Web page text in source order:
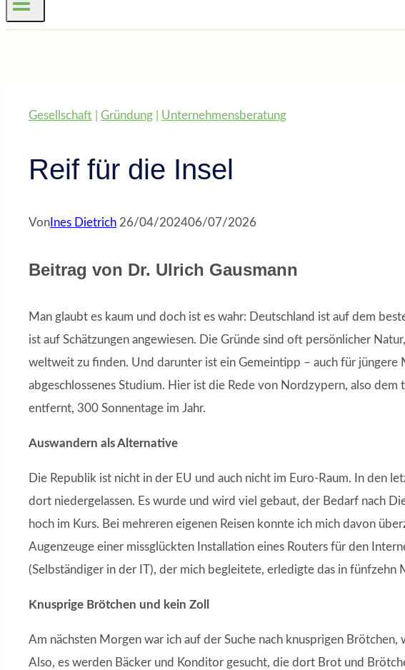
Gesellschaft Gründung Unternehmensberatung
Reif für die Insel
Von Ines Dietrich 26/04/202406/07/2026
Beitrag von Dr. Ulrich Gausmann
Man glaubt es kaum und doch ist es wahr: Deutschland ist auf dem
ist auf Schätzungen angewiesen. Die Gründe sind oft persönlicher
weltweit zu finden. Und darunter ist ein Gemeintipp – auch für
abgeschlossenes Studium. Hier ist die Rede von Nordzypern, also
entfernt, 300 Sonnentage im Jahr.
Auswandern als Alternative
Die Republik ist nicht in der EU und auch nicht im Euro-Raum. In den
dort niedergelassen. Es wurde und wird viel gebaut, der Bedarf nach
hoch im Kurs. Bei mehreren eigenen Reisen konnte ich mich davon
Augenzeuge einer missglückten Installation eines Routers für den
(Selbständiger in der IT), der mich begleitete, erledigte das in fünfzehn
Knusprige Brötchen und kein Zoll
Am nächsten Morgen war ich auf der Suche nach knusprigen
Also, es werden Bäcker und Konditor gesucht, die dort Brot und